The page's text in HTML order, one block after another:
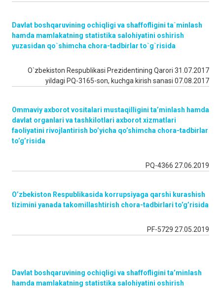
Davlat boshqaruvining ochiqligi va shaffofligini ta`minlash
hamda mamlakatning statistika salohiyatini oshirish
yuzasidan qo`shimcha chora-tadbirlar to`g`risida
O`zbekiston Respublikasi Prezidentining Qarori 31.07.2017
yildagi PQ-3165-son, kuchga kirish sanasi 07.08.2017
Ommaviy axborot vositalari mustaqilligini ta’minlash hamda
davlat organlari va tashkilotlari axborot xizmatlari
faoliyatini rivojlantirish bo’yicha qo’shimcha chora-tadbirlar
to’g’risida
PQ-4366 27.06.2019
O’zbekiston Respublikasida korrupsiyaga qarshi kurashish
tizimini yanada takomillashtirish chora-tadbirlari to’g’risida
PF-5729 27.05.2019
Davlat boshqaruvining ochiqligi va shaffofligini ta’minlash
hamda mamlakatning statistika salohiyatini oshirish